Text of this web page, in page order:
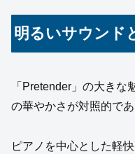
明るいサウンド
「Pretender」の大きな
の華やかさが対照的であ
ピアノを中心とした軽